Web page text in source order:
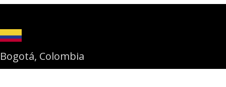
Bogotá, Colombia